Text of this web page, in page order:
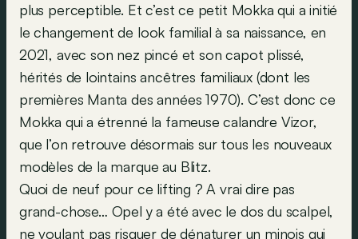
plus perceptible. Et c’est ce petit Mokka qui a initié
le changement de look familial à sa naissance, en
2021, avec son nez pincé et son capot plissé,
hérités de lointains ancêtres familiaux (dont les
premières Manta des années 1970). C’est donc ce
Mokka qui a étrenné la fameuse calandre Vizor,
que l’on retrouve désormais sur tous les nouveaux
modèles de la marque au Blitz.
Quoi de neuf pour ce lifting ? A vrai dire pas
grand-chose… Opel y a été avec le dos du scalpel,
ne voulant pas risquer de dénaturer un minois qui